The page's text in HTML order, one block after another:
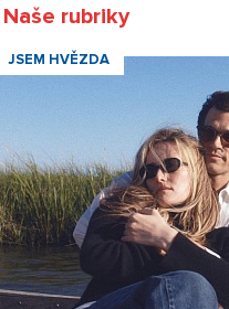
Naše rubriky
JSEM HVĚZDA